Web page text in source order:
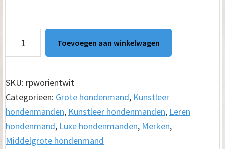
Orient
aantal
Toevoegen aan winkelwagen
SKU: rpworientwit
Categorieën: Grote hondenmand, Kunstleer
hondenmanden, Kunstleer hondenmanden, Leren
hondenmand, Luxe hondenmanden, Merken,
Middelgrote hondenmand